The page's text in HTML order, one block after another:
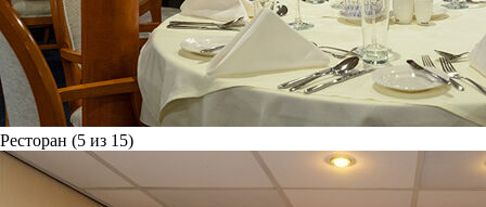
Ресторан (5 из 15)